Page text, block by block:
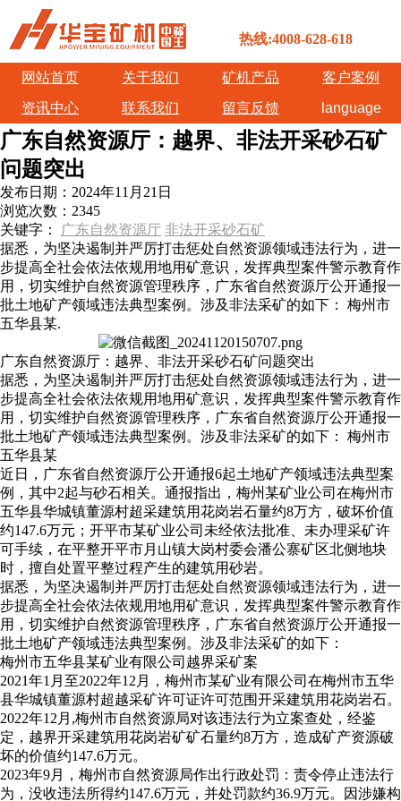
热线:4008-628-618
网站首页 关于我们 矿机产品
客户案例
资讯中心
联系我们 留言反馈 language
广东自然资源厅：越界、非法开采砂石矿
问题突出
发布日期： 2024年11月21日
浏览次数： 2345
关键字：
广东自然资源厅 非法开采砂石矿
据悉，为坚决遏制并严厉打击惩处自然资源领域违法行为，进一
步提高全社会依法依规用地用矿意识，发挥典型案件警示教育作
用，切实维护自然资源管理秩序，广东省自然资源厅公开通报一
批土地矿产领域违法典型案例。涉及非法采矿的如下： 梅州市
五华县某.
广东自然资源厅：越界、非法开采砂石矿问题突出
据悉，为坚决遏制并严厉打击惩处自然资源领域违法行为，进一
步提高全社会依法依规用地用矿意识，发挥典型案件警示教育作
用，切实维护自然资源管理秩序，广东省自然资源厅公开通报一
批土地矿产领域违法典型案例。涉及非法采矿的如下： 梅州市
五华县某
近日，广东省自然资源厅公开通报6起土地矿产领域违法典型案
例，其中2起与砂石相关。通报指出，梅州某矿业公司在梅州市
五华县华城镇董源村超采建筑用花岗岩石量约8万方，破坏价值
约147.6万元；开平市某矿业公司未经依法批准、未办理采矿许
可手续，在平整开平市月山镇大岗村委会潘公寨矿区北侧地块
时，擅自处置平整过程产生的建筑用砂岩。
据悉，为坚决遏制并严厉打击惩处自然资源领域违法行为，进一
步提高全社会依法依规用地用矿意识，发挥典型案件警示教育作
用，切实维护自然资源管理秩序，广东省自然资源厅公开通报一
批土地矿产领域违法典型案例。涉及非法采矿的如下：
梅州市五华县某矿业有限公司越界采矿案
2021年1月至2022年12月，梅州市某矿业有限公司在梅州市五华
县华城镇董源村超越采矿许可证许可范围开采建筑用花岗岩石。
2022年12月,梅州市自然资源局对该违法行为立案查处，经鉴
定，越界开采建筑用花岗岩矿矿石量约8万方，造成矿产资源破
坏的价值约147.6万元。
2023年9月，梅州市自然资源局作出行政处罚：责令停止违法行
为，没收违法所得约147.6万元，并处罚款约36.9万元。因涉嫌构